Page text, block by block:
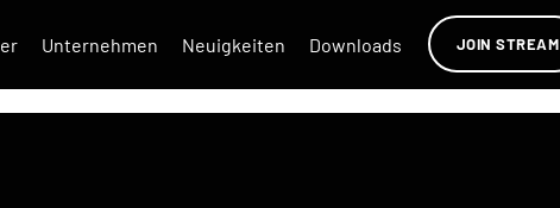
Unternehmen Neuigkeiten Downloads VideosJOIN STREAM